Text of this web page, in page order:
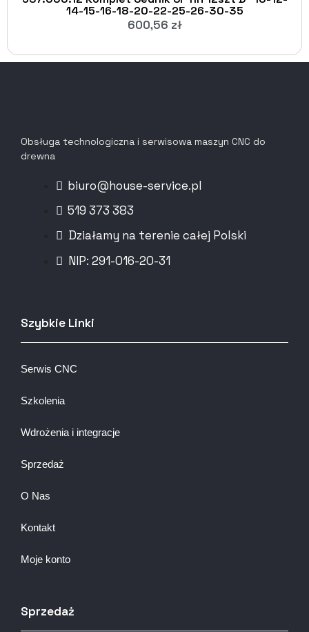
14-15-16-18-20-22-25-26-30-35
600,56 zł
Obsługa technologiczna i serwisowa maszyn CNC do
drewna
biuro@house-service.pl
519 373 383
Działamy na terenie całej Polski
NIP: 291-016-20-31​
Szybkie Linki
Serwis CNC
Szkolenia
Wdrożenia i integracje
Sprzedaż
O Nas
Kontakt
Moje konto
Sprzedaż